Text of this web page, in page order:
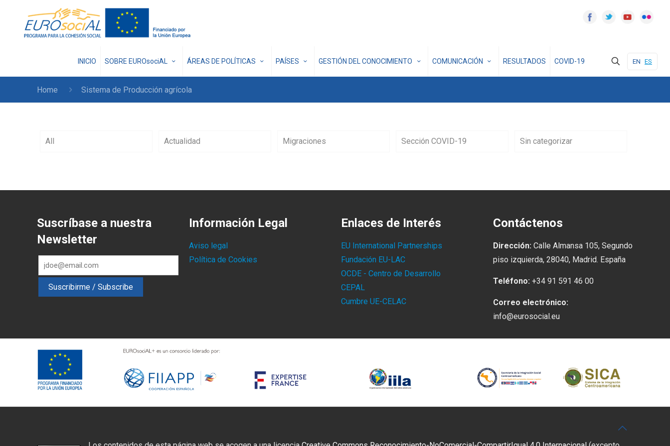
INICIO SOBRE EUROsociAL ÁREAS DE POLÍTICAS PAÍSES GESTIÓN DEL CONOCIMIENTO COMUNICACIÓN RESULTADOS COVID-19 EN ES
Home Sistema de Producción agrícola
All Actualidad Migraciones Sección COVID-19 Sin categorizar
Suscríbase a nuestra
Newsletter
Información Legal
Aviso legal
Política de Cookies
Enlaces de Interés
EU International Partnerships
Fundación EU-LAC
OCDE - Centro de Desarrollo
CEPAL
Cumbre UE-CELAC
Contáctenos
Dirección: Calle Almansa 105, Segundo
piso izquierda, 28040, Madrid. España
Teléfono: +34 91 591 46 00
Correo electrónico:
info@eurosocial.eu